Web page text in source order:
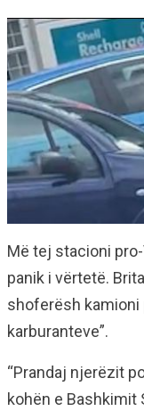
Më tej stacioni
panik i vërtetë.
shoferësh kamioni
karburanteve”.
“Prandaj njerëzit
kohën e Bashkimit